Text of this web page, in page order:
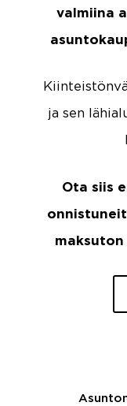
valmiina
ja sen
Ota siis